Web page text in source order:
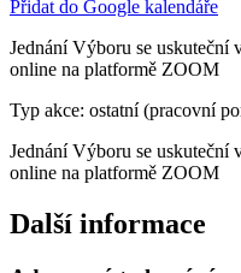
Přidat do Google kalendáře
Jednání Výboru se uskuteční
online na platformě ZOOM
Typ akce: ostatní (pracovní
Jednání Výboru se uskuteční
online na platformě ZOOM
Další informace